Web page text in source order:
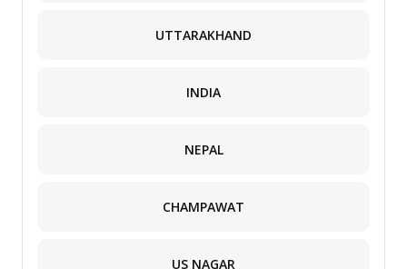
UTTARAKHAND
INDIA
NEPAL
CHAMPAWAT
US NAGAR